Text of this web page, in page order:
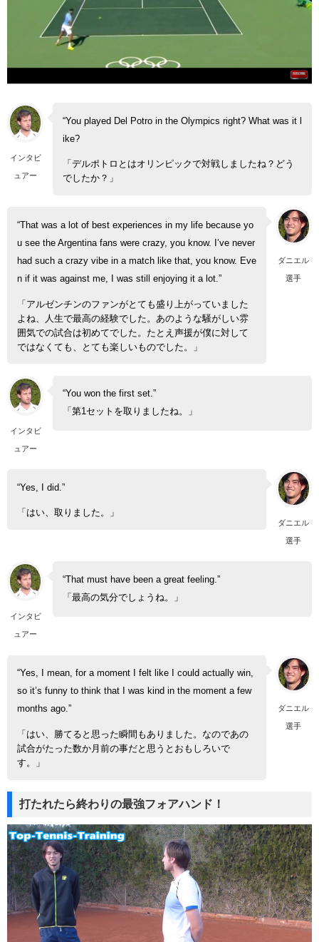
インタビ
ュアー
“You played Del Potro in the Olympics right? What was it l
ike?
「デルポトロとはオリンピックで対戦しましたね？どう
でしたか？」
ダニエル
選手
“That was a lot of best experiences in my life because yo
u see the Argentina fans were crazy, you know. I’ve never
had such a crazy vibe in a match like that, you know. Eve
n if it was against me, I was still enjoying it a lot.”
「アルゼンチンのファンがとても盛り上がっていました
よね、人生で最高の経験でした。あのような騒がしい雰
囲気での試合は初めてでした。たとえ声援が僕に対して
ではなくても、とても楽しいものでした。」
インタビ
ュアー
“You won the first set.”
「第1セットを取りましたね。」
ダニエル
選手
“Yes, I did.”
「はい、取りました。」
インタビ
ュアー
“That must have been a great feeling.”
「最高の気分でしょうね。」
ダニエル
選手
“Yes, I mean, for a moment I felt like I could actually win,
so it’s funny to think that I was kind in the moment a few
months ago.”
「はい、勝てると思った瞬間もありました。なのであの
試合がたった数か月前の事だと思うとおもしろいで
す。」
打たれたら終わりの最強フォアハンド！